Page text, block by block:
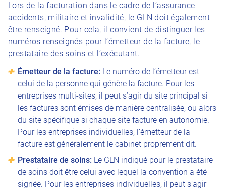
Lors de la facturation dans le cadre de l’assurance
accidents, militaire et invalidité, le GLN doit également
être renseigné. Pour cela, il convient de distinguer les
numéros renseignés pour l’émetteur de la facture, le
prestataire des soins et l’exécutant.
Émetteur de la facture: Le numéro de l’émetteur est
celui de la personne qui génère la facture. Pour les
entreprises multi-sites, il peut s’agir du site principal si
les factures sont émises de manière centralisée, ou alors
du site spécifique si chaque site facture en autonomie.
Pour les entreprises individuelles, l’émetteur de la
facture est généralement le cabinet proprement dit.
Prestataire de soins: Le GLN indiqué pour le prestataire
de soins doit être celui avec lequel la convention a été
signée. Pour les entreprises individuelles, il peut s’agir